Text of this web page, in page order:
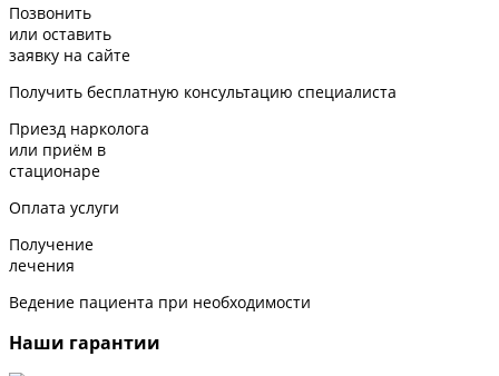
Позвонить
или оставить
заявку на сайте
Получить бесплатную консультацию специалиста
Приезд нарколога
или приём в
стационаре
Оплата услуги
Получение
лечения
Ведение пациента при необходимости
Наши гарантии